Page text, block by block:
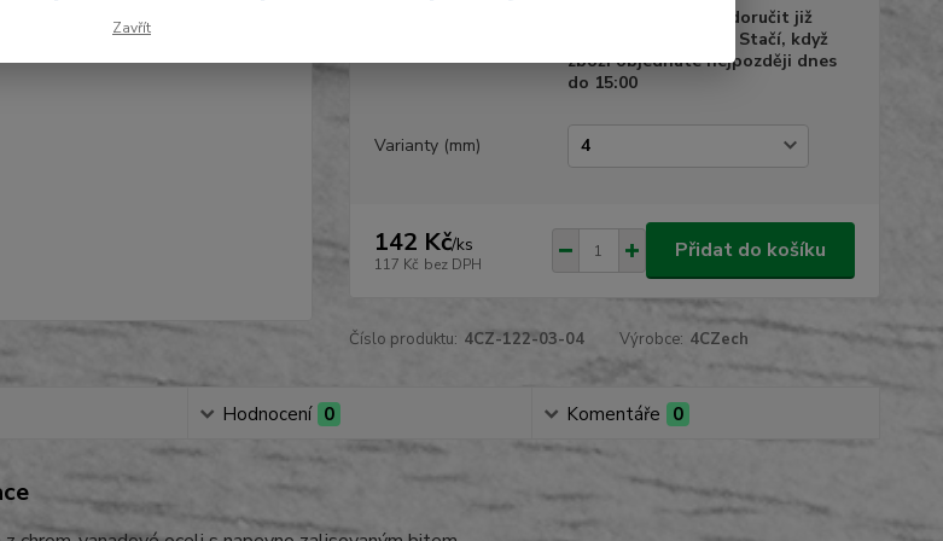
Zboží Vám můžeme doručit již
10.08.2026 do 18:00. Stačí, když
zboží objednáte nejpozději dnes
do 15:00
Varianty (mm)
142 Kč/ks
117 Kč bez DPH
Přidat do košíku
Číslo produktu: 4CZ-122-03-04 Výrobce: 4CZech
Hodnocení 0 Komentáře 0
Zavřít